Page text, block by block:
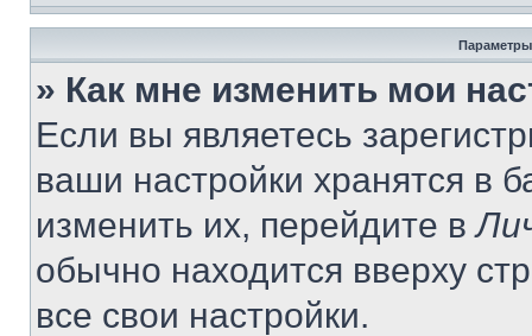
Параметры
» Как мне изменить мои
Если вы являетесь
ваши настройки хранятся в
изменить их, перейдите в
обычно находится вверху
все свои настройки.